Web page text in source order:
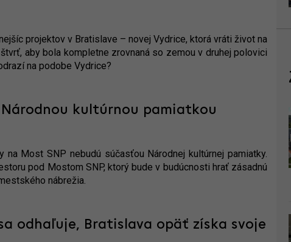
projektov v Bratislave – novej Vydrice, ktorá vráti život na
aby bola kompletne zrovnaná so zemou v druhej polovici
na podobe Vydrice?
Národnou kultúrnou pamiatkou
Most SNP nebudú súčasťou Národnej kultúrnej pamiatky.
pod Mostom SNP, ktorý bude v budúcnosti hrať zásadnú
nábrežia.
odhaľuje, Bratislava opäť získa svoje